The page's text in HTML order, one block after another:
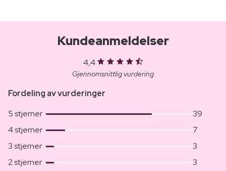
Kundeanmeldelser
4,4
Gjennomsnittlig vurdering
Fordeling av vurderinger
5 stjerner
39
4 stjerner
7
3 stjerner
3
2 stjerner
3